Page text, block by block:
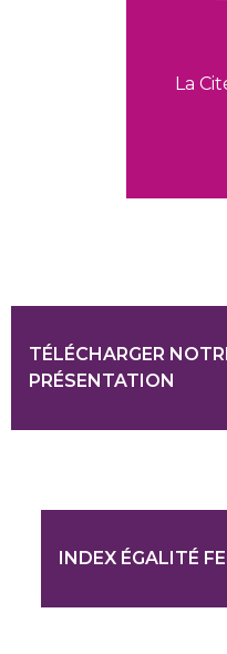
La
TÉLÉCHARGER
PRÉSENTATION
INDEX ÉGALITÉ